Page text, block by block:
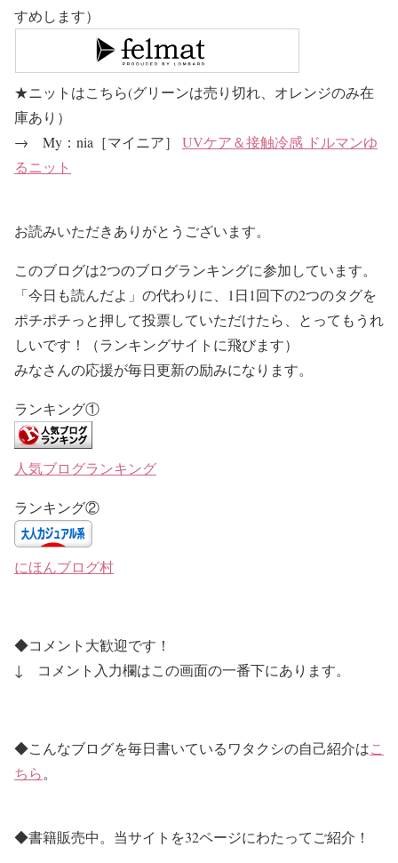
すめします）
★ニットはこちら(グリーンは売り切れ、オレンジのみ在
庫あり）
→ My：nia［マイニア］ UVケア＆接触冷感 ドルマンゆ
るニット
お読みいただきありがとうございます。
このブログは2つのブログランキングに参加しています。
「今日も読んだよ」の代わりに、1日1回下の2つのタグを
ポチポチっと押して投票していただけたら、とってもうれ
しいです！（ランキングサイトに飛びます）
みなさんの応援が毎日更新の励みになります。
ランキング①
人気ブログランキング
ランキング②
にほんブログ村
◆コメント大歓迎です！
↓
コメント入力欄はこの画面の一番下にあります。
◆こんなブログを毎日書いているワタクシの自己紹介はこ
ちら。
◆書籍販売中。当サイトを32ページにわたってご紹介！